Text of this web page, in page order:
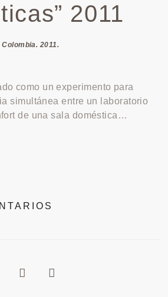
2011
2011.
como un experimento para
simultánea entre un laboratorio
de una sala doméstica…